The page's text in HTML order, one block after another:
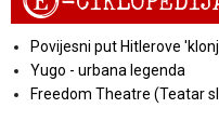
Povijesni put Hitlerove
Yugo - urbana legenda
Freedom Theatre (Teatar